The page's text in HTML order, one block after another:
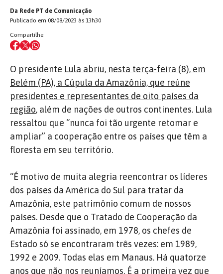
Da Rede PT de Comunicação
Publicado em 08/08/2023 às 13h30
Compartilhe
O presidente Lula abriu, nesta terça-feira (8), em
Belém (PA), a Cúpula da Amazônia, que reúne
presidentes e representantes de oito países da
região, além de nações de outros continentes. Lula
ressaltou que “nunca foi tão urgente retomar e
ampliar” a cooperação entre os países que têm a
floresta em seu território.
“É motivo de muita alegria reencontrar os líderes
dos países da América do Sul para tratar da
Amazônia, este patrimônio comum de nossos
países. Desde que o Tratado de Cooperação da
Amazônia foi assinado, em 1978, os chefes de
Estado só se encontraram três vezes: em 1989,
1992 e 2009. Todas elas em Manaus. Há quatorze
anos que não nos reuníamos. É a primeira vez que